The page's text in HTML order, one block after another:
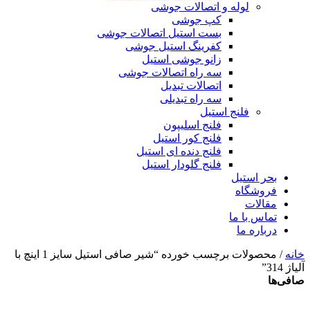
لوله و اتصالات جوشی
کپ جوشی
بست استیل اتصالات جوشی
کفرینگ استیل جوشی
زانو جوشی استیل
سه راه اتصالات جوشی
اتصالات تبدیل
سه راه تبدیلی
فلنج استیل
فلنج اسلیپون
فلنج کور استیل
فلنج دنده ای استیل
فلنج گلودار استیل
بحر استیل
فروشگاه
مقالات
تماس با ما
درباره ما
خانه
/ محصولات برچسب خورده “شیر صافی استیل سایز 1 اینچ با
آلیاژ 314”
صافی‌ها